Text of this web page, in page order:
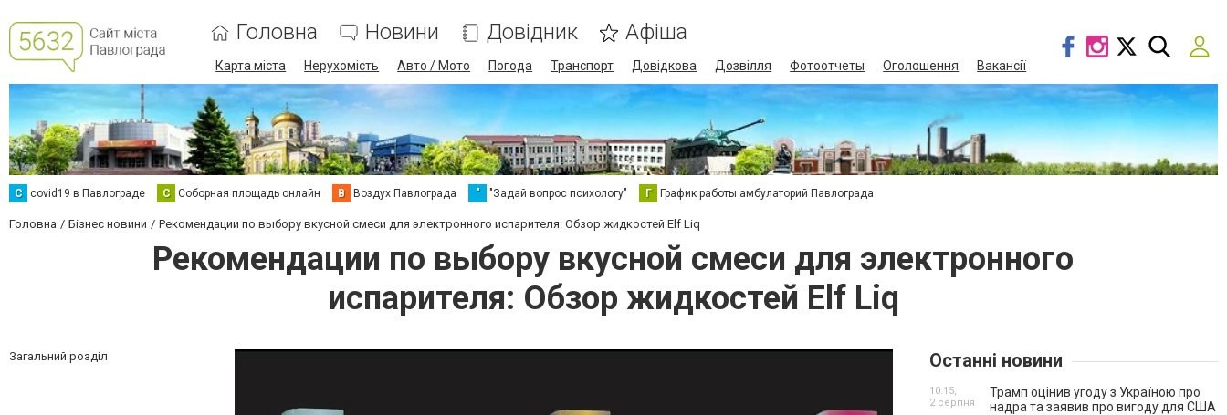
Головна Новини Довідник Афіша
Карта міста Нерухомість Авто / Мото Погода Транспорт Довідкова Дозвілля Фотоотчеты Оголошення Вакансії
C covid19 в Павлограде С Соборная площадь онлайн В Воздух Павлограда " "Задай вопрос психологу" Г График работы амбулаторий Павлограда
Головна Бізнес новини Рекомендации по выбору вкусной смеси для электронного испарителя: Обзор жидкостей Elf Liq
Рекомендации по выбору вкусной смеси для электронного
испарителя: Обзор жидкостей Elf Liq
Загальний розділ Останні новини
Трамп оцінив угоду з Україною про
надра та заявив про вигоду для США
10:15,
2 серпня